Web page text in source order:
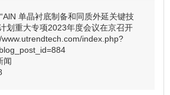
单晶衬底制备和同质外延关键技
划重大专项2023年度会议在京召开
www.utrendtech.com/index.php?
闻